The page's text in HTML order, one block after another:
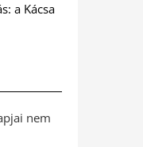
a Kácsa
nem